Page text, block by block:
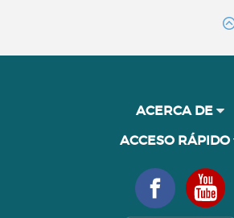
ACERCA DE
ACCESO RÁPIDO